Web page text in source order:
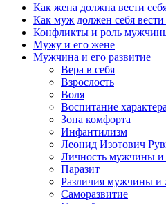
Как жена должна вести
Как муж должен себя вести
Конфликты и роль
Мужу и его жене
Мужчина и его развитие
Вера в себя
Взрослость
Воля
Воспитание
Зона комфорта
Инфантилизм
Леонид Изотович
Личность мужчины и
Паразит
Различия мужчины
Саморазвитие